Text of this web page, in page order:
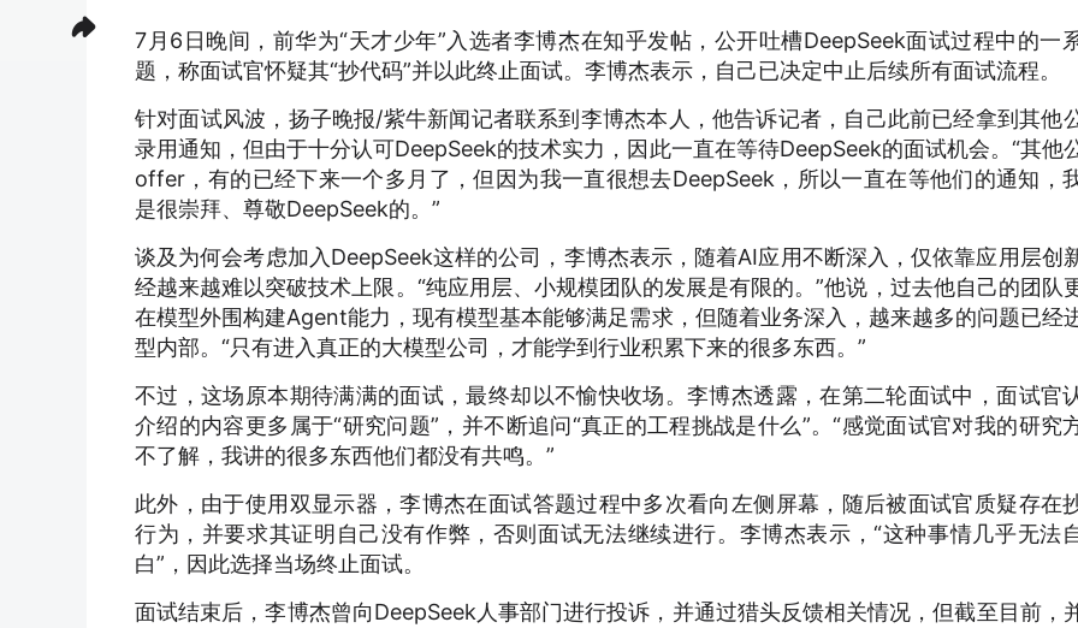
7月6日晚间，前华为“天才少年”入选者李博杰在知乎发帖，公开吐槽DeepSeek面试过程中的一
题，称面试官怀疑其“抄代码”并以此终止面试。李博杰表示，自己已决定中止后续所有面试流程。
针对面试风波，扬子晚报/紫牛新闻记者联系到李博杰本人，他告诉记者，自己此前已经拿到其他
录用通知，但由于十分认可DeepSeek的技术实力，因此一直在等待DeepSeek的面试机会。“其他
offer，有的已经下来一个多月了，但因为我一直很想去DeepSeek，所以一直在等他们的通知，
是很崇拜、尊敬DeepSeek的。”
谈及为何会考虑加入DeepSeek这样的公司，李博杰表示，随着AI应用不断深入，仅依靠应用层创
经越来越难以突破技术上限。“纯应用层、小规模团队的发展是有限的。”他说，过去他自己的团队
在模型外围构建Agent能力，现有模型基本能够满足需求，但随着业务深入，越来越多的问题已经
型内部。“只有进入真正的大模型公司，才能学到行业积累下来的很多东西。”
不过，这场原本期待满满的面试，最终却以不愉快收场。李博杰透露，在第二轮面试中，面试官
介绍的内容更多属于“研究问题”，并不断追问“真正的工程挑战是什么”。“感觉面试官对我的研究
不了解，我讲的很多东西他们都没有共鸣。”
此外，由于使用双显示器，李博杰在面试答题过程中多次看向左侧屏幕，随后被面试官质疑存在
行为，并要求其证明自己没有作弊，否则面试无法继续进行。李博杰表示，“这种事情几乎无法
白”，因此选择当场终止面试。
面试结束后，李博杰曾向DeepSeek人事部门进行投诉，并通过猎头反馈相关情况，但截至目前，